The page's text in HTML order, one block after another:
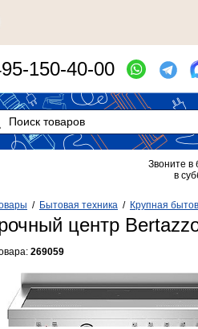
/ Бытовая техника / Крупная
центр
269059
150-40-00
Звоните в
в